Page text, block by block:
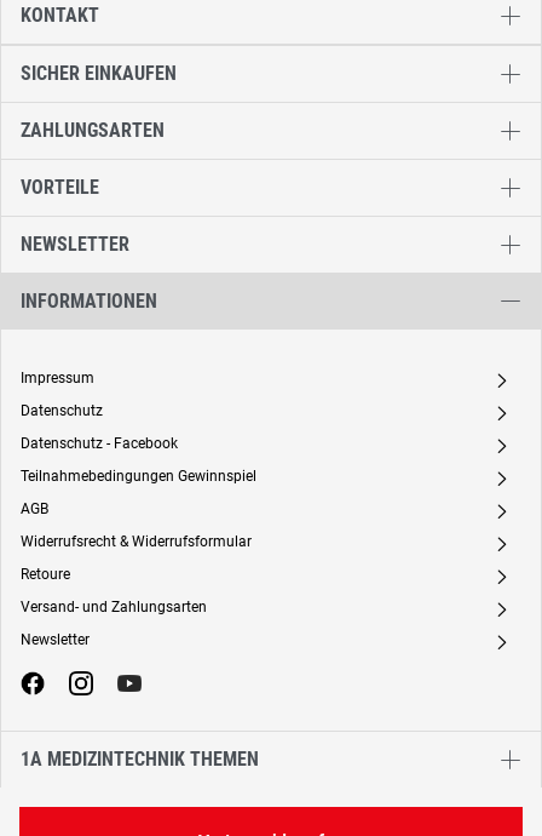
SICHER EINKAUFEN
ZAHLUNGSARTEN
VORTEILE
NEWSLETTER
INFORMATIONEN
Impressum A
Datenschutz A
Datenschutz - Facebook A
Teilnahmebedingungen Gewinnspiel A
AGB A
Widerrufsrecht & Widerrufsformular A
Retoure A
Versand- und Zahlungsarten A
Newsletter A
1A MEDIZINTECHNIK THEMEN
KONTAKT